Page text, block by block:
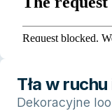
Tła w
Dekoracyjne